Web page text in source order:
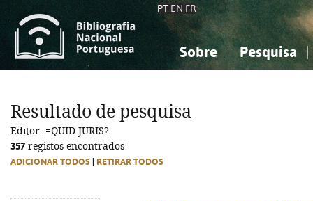
PT EN FR
Sobre Pesquisa
Ciências sociais...
Ciências sociais...
Resultado de pesquisa
Editor: =QUID JURIS?
357 registos encontrados
ADICIONAR TODOS RETIRAR TODOS